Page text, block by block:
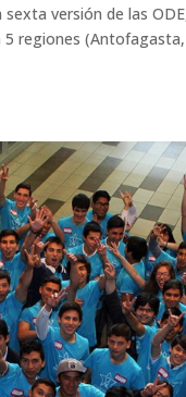
versión de las
regiones